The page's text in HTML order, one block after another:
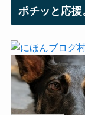
ポチッと応援